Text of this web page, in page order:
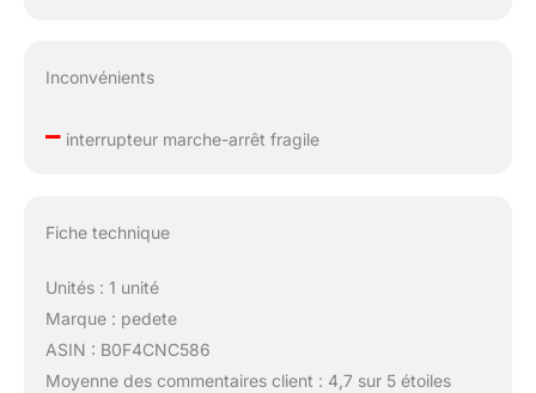
Inconvénients
–interrupteur marche-arrêt fragile
Fiche technique
Unités : 1 unité
Marque : pedete
ASIN : B0F4CNC586
Moyenne des commentaires client : 4,7 sur 5 étoiles